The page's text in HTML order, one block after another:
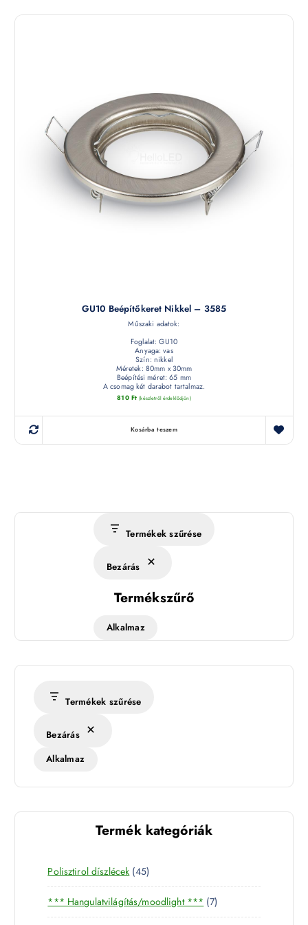
GU10 Beépítőkeret Nikkel – 3585
Műszaki adatok:
Foglalat: GU10
Anyaga: vas
Szín: nikkel
Méretek: 80mm x 30mm
Beépítési méret: 65 mm
A csomag két darabot tartalmaz.
810 Ft (készletről érdeklődjön)
Kosárba teszem
Termékek szűrése
Bezárás
Termékszűrő
Alkalmaz
Termékek szűrése
Bezárás
Alkalmaz
Termék kategóriák
Polisztirol díszlécek 454
5
t
e
*** Hangulatvilágítás/moodlight *** 77
t